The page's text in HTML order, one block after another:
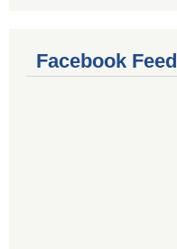
Facebook Feed